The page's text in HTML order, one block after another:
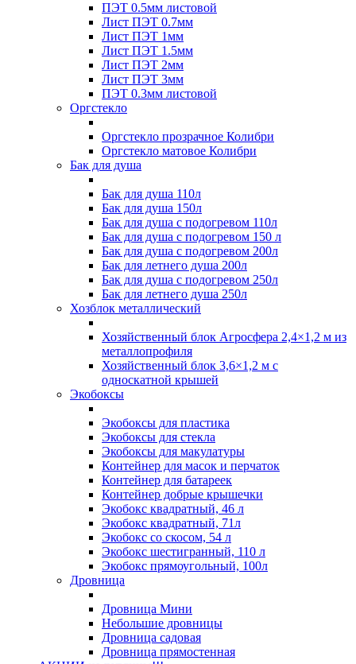
ПЭТ 0.5мм листовой
Лист ПЭТ 0.7мм
Лист ПЭТ 1мм
Лист ПЭТ 1.5мм
Лист ПЭТ 2мм
Лист ПЭТ 3мм
ПЭТ 0.3мм листовой
Оргстекло
Оргстекло прозрачное Колибри
Оргстекло матовое Колибри
Бак для душа
Бак для душа 110л
Бак для душа 150л
Бак для душа с подогревом 110л
Бак для душа с подогревом 150 л
Бак для душа с подогревом 200л
Бак для летнего душа 200л
Бак для душа с подогревом 250л
Бак для летнего душа 250л
Хозблок металлический
Хозяйственный блок Агросфера 2,4×1,2 м из
металлопрофиля
Хозяйственный блок 3,6×1,2 м с
односкатной крышей
Экобоксы
Экобоксы для пластика
Экобоксы для стекла
Экобоксы для макулатуры
Контейнер для масок и перчаток
Контейнер для батареек
Контейнер добрые крышечки
Экобокс квадратный, 46 л
Экобокс квадратный, 71л
Экобокс со скосом, 54 л
Экобокс шестигранный, 110 л
Экобокс прямоугольный, 100л
Дровница
Дровница Мини
Небольшие дровницы
Дровница садовая
Дровница прямостенная